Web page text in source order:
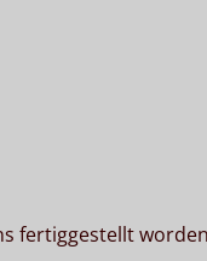
fertiggestellt